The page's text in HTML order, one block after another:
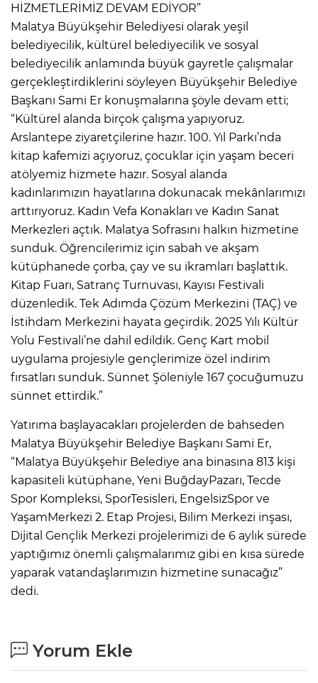
HİZMETLERİMİZ DEVAM EDİYOR”
Malatya Büyükşehir Belediyesi olarak yeşil
belediyecilik, kültürel belediyecilik ve sosyal
belediyecilik anlamında büyük gayretle çalışmalar
gerçekleştirdiklerini söyleyen Büyükşehir Belediye
Başkanı Sami Er konuşmalarına şöyle devam etti;
“Kültürel alanda birçok çalışma yapıyoruz.
Arslantepe ziyaretçilerine hazır. 100. Yıl Parkı’nda
kitap kafemizi açıyoruz, çocuklar için yaşam beceri
atölyemiz hizmete hazır. Sosyal alanda
kadınlarımızın hayatlarına dokunacak mekânlarımızı
arttırıyoruz. Kadın Vefa Konakları ve Kadın Sanat
Merkezleri açtık. Malatya Sofrasını halkın hizmetine
sunduk. Öğrencilerimiz için sabah ve akşam
kütüphanede çorba, çay ve su ikramları başlattık.
Kitap Fuarı, Satranç Turnuvası, Kayısı Festivali
düzenledik. Tek Adımda Çözüm Merkezini (TAÇ) ve
İstihdam Merkezini hayata geçirdik. 2025 Yılı Kültür
Yolu Festivali’ne dahil edildik. Genç Kart mobil
uygulama projesiyle gençlerimize özel indirim
fırsatları sunduk. Sünnet Şöleniyle 167 çocuğumuzu
sünnet ettirdik.”
Yatırıma başlayacakları projelerden de bahseden
Malatya Büyükşehir Belediye Başkanı Sami Er,
“Malatya Büyükşehir Belediye ana binasına 813 kişi
kapasiteli kütüphane, Yeni BuğdayPazarı, Tecde
Spor Kompleksi, SporTesisleri, EngelsizSpor ve
YaşamMerkezi 2. Etap Projesi, Bilim Merkezi inşası,
Dijital Gençlik Merkezi projelerimizi de 6 aylık sürede
yaptığımız önemli çalışmalarımız gibi en kısa sürede
yaparak vatandaşlarımızın hizmetine sunacağız”
dedi.
Yorum Ekle